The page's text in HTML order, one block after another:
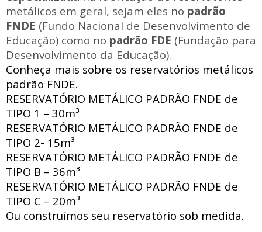
metálicos em geral, sejam eles no padrão
FNDE (Fundo Nacional de Desenvolvimento de
Educação) como no padrão FDE (Fundação para
Desenvolvimento da Educação).
Conheça mais sobre os reservatórios metálicos
padrão FNDE.
RESERVATÓRIO METÁLICO PADRÃO FNDE de
TIPO 1 – 30m³
RESERVATÓRIO METÁLICO PADRÃO FNDE de
TIPO 2- 15m³
RESERVATÓRIO METÁLICO PADRÃO FNDE de
TIPO B – 36m³
RESERVATÓRIO METÁLICO PADRÃO FNDE de
TIPO C – 20m³
Ou construímos seu reservatório sob medida.